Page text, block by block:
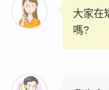
大家在
嗎?